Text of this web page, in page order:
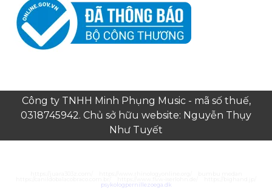
Công ty TNHH Minh Phụng Music - mã số thuế,
0318745942. Chủ sở hữu website: Nguyễn Thụy
Như Tuyết
psykologpernillezoega.dk